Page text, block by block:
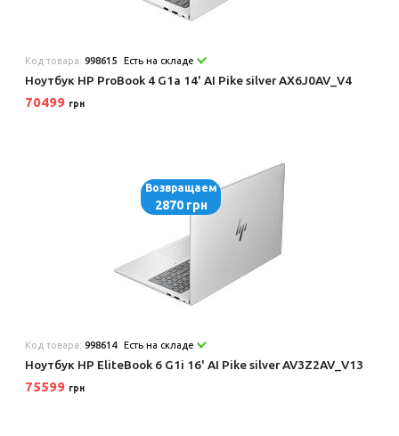
Код товара:998615 Есть на складе
Ноутбук HP ProBook 4 G1a 14' AI Pike silver AX6J0AV_V4
70499 грн
Возвращаем
2870 грн
Код товара:998614 Есть на складе
Ноутбук HP EliteBook 6 G1i 16' AI Pike silver AV3Z2AV_V13
75599 грн